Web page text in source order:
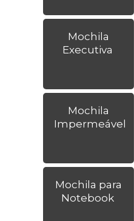
Mochila
Executiva
Mochila
Impermeável
Mochila para
Notebook